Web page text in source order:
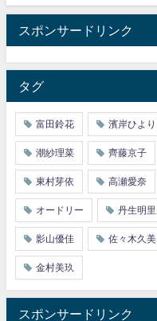
スポンサードリンク
タグ
富田鈴花 濱岸ひより
潮紗理菜 齊藤京子
東村芽依 高瀬愛奈
オードリー 丹生明里
影山優佳 佐々木久美
金村美玖
スポンサードリンク